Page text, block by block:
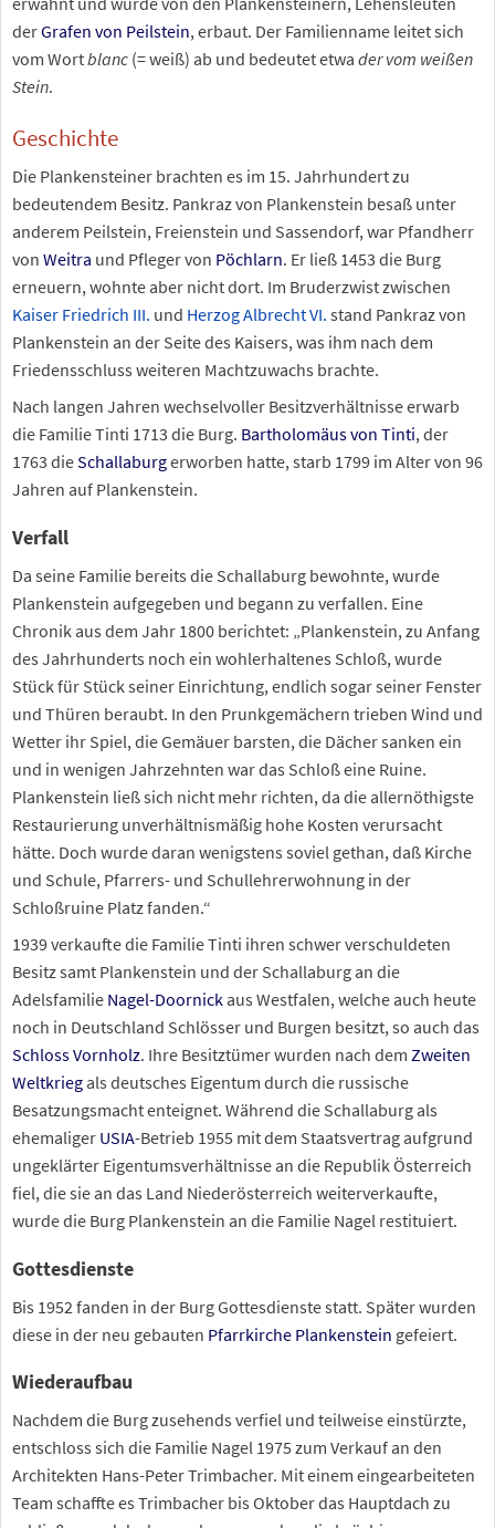
derGrafen von Peilstein, erbaut. Der Familienname leitet sich
vom Wortblanc (= weiß) ab und bedeutet etwa der vom weißen
Stein.
Geschichte
Die Plankensteiner brachten es im 15. Jahrhundert zu
bedeutendem Besitz. Pankraz von Plankenstein besaß unter
anderem Peilstein, Freienstein und Sassendorf, war Pfandherr
von Weitra und Pfleger von Pöchlarn. Er ließ 1453 die Burg
erneuern, wohnte aber nicht dort. Im Bruderzwist zwischen
Kaiser Friedrich III. und Herzog Albrecht VI. stand Pankraz von
Plankenstein an der Seite des Kaisers, was ihm nach dem
Friedensschluss weiteren Machtzuwachs brachte.
Nach langen Jahren wechselvoller Besitzverhältnisse erwarb
die Familie Tinti 1713 die Burg. Bartholomäus von Tinti, der
1763 dieSchallaburgerworben hatte, starb 1799 im Alter von 96
Jahren auf Plankenstein.
Verfall
Da seine Familie bereits die Schallaburg bewohnte, wurde
Plankenstein aufgegeben und begann zu verfallen. Eine
Chronik aus dem Jahr 1800 berichtet: „Plankenstein, zu Anfang
des Jahrhunderts noch ein wohlerhaltenes Schloß, wurde
Stück für Stück seiner Einrichtung, endlich sogar seiner Fenster
und Thüren beraubt. In den Prunkgemächern trieben Wind und
Wetter ihr Spiel, die Gemäuer barsten, die Dächer sanken ein
und in wenigen Jahrzehnten war das Schloß eine Ruine.
Plankenstein ließ sich nicht mehr richten, da die allernöthigste
Restaurierung unverhältnismäßig hohe Kosten verursacht
hätte. Doch wurde daran wenigstens soviel gethan, daß Kirche
und Schule, Pfarrers- und Schullehrerwohnung in der
Schloßruine Platz fanden.“
1939 verkaufte die Familie Tinti ihren schwer verschuldeten
Besitz samt Plankenstein und der Schallaburg an die
Adelsfamilie Nagel-Doornick aus Westfalen, welche auch heute
noch in Deutschland Schlösser und Burgen besitzt, so auch das
Schloss Vornholz. Ihre Besitztümer wurden nach dem Zweiten
Weltkrieg als deutsches Eigentum durch die russische
Besatzungsmacht enteignet. Während die Schallaburg als
ehemaliger USIA-Betrieb 1955 mit dem Staatsvertrag aufgrund
ungeklärter Eigentumsverhältnisse an die Republik Österreich
fiel, die sie an das Land Niederösterreich weiterverkaufte,
wurde die Burg Plankenstein an die Familie Nagel restituiert.
Gottesdienste
Bis 1952 fanden in der Burg Gottesdienste statt. Später wurden
diese in der neu gebauten Pfarrkirche Plankenstein gefeiert.
Wiederaufbau
Nachdem die Burg zusehends verfiel und teilweise einstürzte,
entschloss sich die Familie Nagel 1975 zum Verkauf an den
Architekten Hans-Peter Trimbacher. Mit einem eingearbeiteten
Team schaffte es Trimbacher bis Oktober das Hauptdach zu